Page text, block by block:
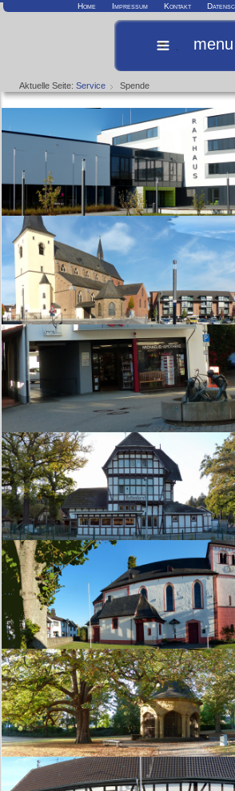
Home Impressum Kontakt
menu
Aktuelle Seite:Service Spende